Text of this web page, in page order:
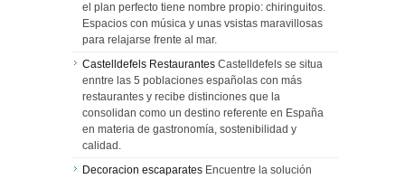
el plan perfecto tiene nombre propio: chiringuitos.
Espacios con música y unas vsistas maravillosas
para relajarse frente al mar.
Castelldefels Restaurantes Castelldefels se situa
enntre las 5 poblaciones españolas con más
restaurantes y recibe distinciones que la
consolidan como un destino referente en España
en materia de gastronomía, sostenibilidad y
calidad.
Decoracion escaparates Encuentre la solución